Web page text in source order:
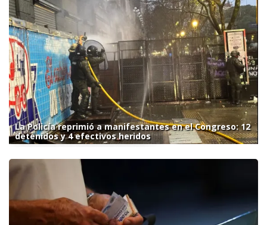
La Policía reprimió a manifestantes en el Congreso: 12
detenidos y 4 efectivos heridos